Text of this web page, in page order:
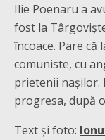
Ilie Poenaru a
fost la
încoace. Pare că
comuniste, cu
prietenii nașilor.
progresa, după
Text și foto: